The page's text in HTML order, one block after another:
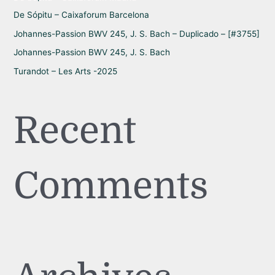
:
De Sópitu – Caixaforum Barcelona
Johannes-Passion BWV 245, J. S. Bach – Duplicado – [#3755]
Johannes-Passion BWV 245, J. S. Bach
Turandot – Les Arts -2025
Recent
Comments